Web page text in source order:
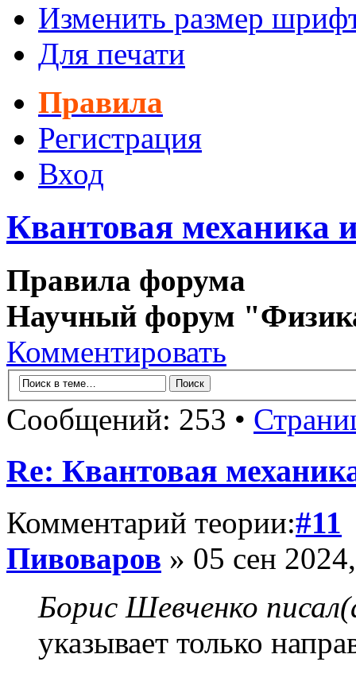
Изменить размер
Для печати
Правила
Регистрация
Вход
Квантовая механика
Правила форума
Научный форум
Комментировать
Сообщений: 253 •
Re: Квантовая
Комментарий теории:#11
Пивоваров » 05 сен
Борис Шевченко
указывает только